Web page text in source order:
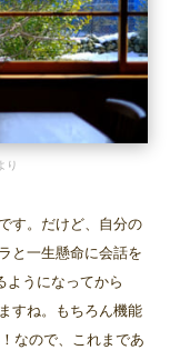
り
す。だけど、自分の
と一生懸命に会話を
ようになってから
すね。もちろん機能
なので、これまであ